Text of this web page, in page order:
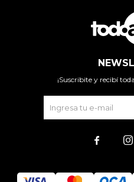
¡Suscribite y recibí
 